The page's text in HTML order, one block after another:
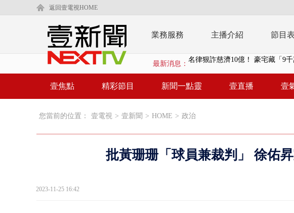
返回壹電視HOME
業務服務 主播介紹 節目表
最新消息： 父親節限定！ 「一鴨三吃」、「
白海豚海警！ 雨彈將炸台中以北
壹焦點 精彩節目 新聞一點靈 壹直播 壹
您當前的位置： 壹電視 > 壹新聞 > HOME > 政治
批黃珊珊「球員兼裁判」 徐佑
2023-11-25 16:42